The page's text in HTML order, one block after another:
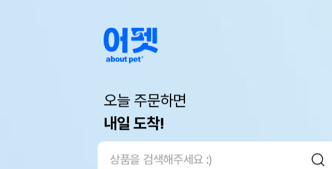
오늘 주문하면
내일 도착!